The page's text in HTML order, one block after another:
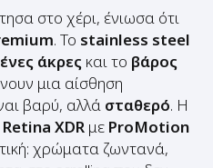
άκρεςκαι τοβάρος
μια αίσθηση
βαρύ, αλλάσταθερό. Η
XDRμεProMotion
χρώματα ζωντανά,
στο scrolling που δεν
μετά από ώρες χρήσης.